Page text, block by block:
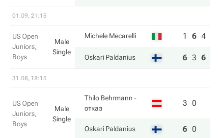
01.09, 21:15
US Open
Juniors,
Boys
Male
Single
Michele Mecarelli 1 6 4
Oskari Paldanius 6 3 6
31.08, 18:15
US Open
Juniors,
Boys
Male
Single
Thilo Behrmann -
отказ
3 0
Oskari Paldanius 6 0